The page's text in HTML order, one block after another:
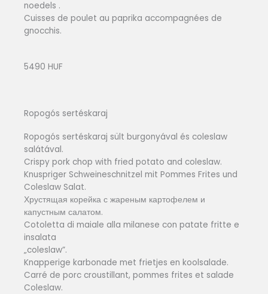
noedels .
Cuisses de poulet au paprika accompagnées de
gnocchis.
5490 HUF
Ropogós sertéskaraj
Ropogós sertéskaraj sült burgonyával és coleslaw
salátával.
Crispy pork chop with fried potato and coleslaw.
Knuspriger Schweineschnitzel mit Pommes Frites und
Coleslaw Salat.
Хрустящая корейка с жареным картофелем и
капустным салатом.
Cotoletta di maiale alla milanese con patate fritte e
insalata
„coleslaw”.
Knapperige karbonade met frietjes en koolsalade.
Carré de porc croustillant, pommes frites et salade
Coleslaw.